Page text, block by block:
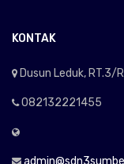
KONTAK
Dusun Leduk, RT.3/
082132221455